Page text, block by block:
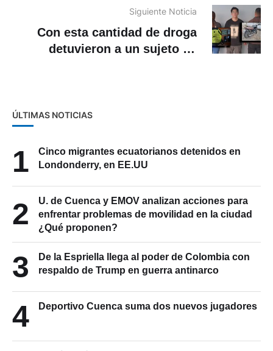
podría recibir un partido de la
Copa América Femenina?
Con esta cantidad de droga
ÚLTIMAS NOTICIAS
1
Cinco migrantes ecuatorianos detenidos en
2
U. de Cuenca y EMOV analizan acciones para
enfrentar problemas de movilidad en la ciudad
¿Qué proponen?
3
De la Espriella llega al poder de Colombia con
4